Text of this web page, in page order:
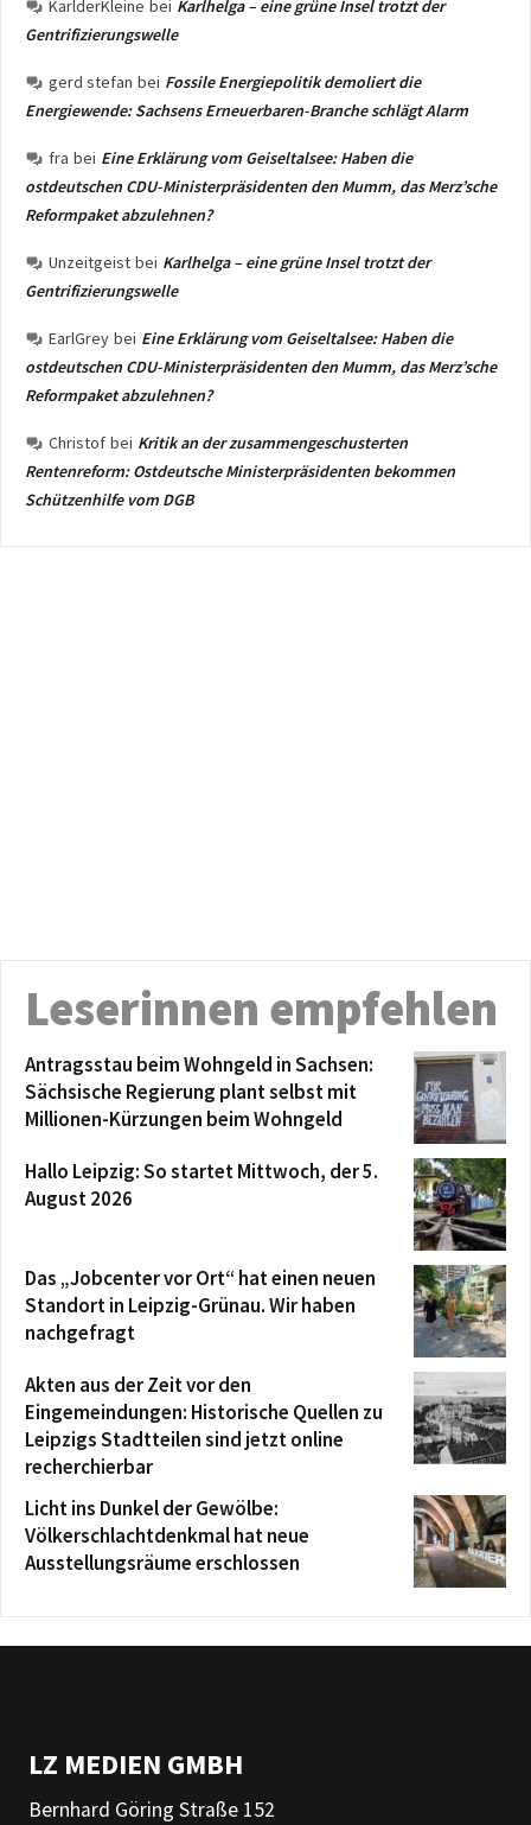
KarlderKleine bei Karlhelga – eine grüne Insel trotzt der
Gentrifizierungswelle
gerd stefan bei Fossile Energiepolitik demoliert die
Energiewende: Sachsens Erneuerbaren-Branche schlägt Alarm
fra bei Eine Erklärung vom Geiseltalsee: Haben die
ostdeutschen CDU-Ministerpräsidenten den Mumm, das Merz’sche
Reformpaket abzulehnen?
Unzeitgeist bei Karlhelga – eine grüne Insel trotzt der
Gentrifizierungswelle
EarlGrey bei Eine Erklärung vom Geiseltalsee: Haben die
ostdeutschen CDU-Ministerpräsidenten den Mumm, das Merz’sche
Reformpaket abzulehnen?
Christof bei Kritik an der zusammengeschusterten
Rentenreform: Ostdeutsche Ministerpräsidenten bekommen
Schützenhilfe vom DGB
Leserinnen empfehlen
Antragsstau beim Wohngeld in Sachsen:
Sächsische Regierung plant selbst mit
Millionen-Kürzungen beim Wohngeld
Hallo Leipzig: So startet Mittwoch, der 5.
August 2026
Das „Jobcenter vor Ort“ hat einen neuen
Standort in Leipzig-Grünau. Wir haben
nachgefragt
Akten aus der Zeit vor den
Eingemeindungen: Historische Quellen zu
Leipzigs Stadtteilen sind jetzt online
recherchierbar
Licht ins Dunkel der Gewölbe:
Völkerschlachtdenkmal hat neue
Ausstellungsräume erschlossen
LZ MEDIEN GMBH
Bernhard Göring Straße 152